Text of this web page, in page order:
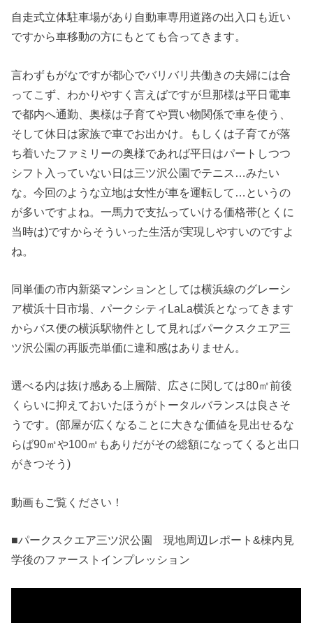
自走式立体駐車場があり自動車専用道路の出入口も近い
ですから車移動の方にもとても合ってきます。
言わずもがなですが都心でバリバリ共働きの夫婦には合
ってこず、わかりやすく言えばですが旦那様は平日電車
で都内へ通勤、奥様は子育てや買い物関係で車を使う、
そして休日は家族で車でお出かけ。もしくは子育てが落
ち着いたファミリーの奥様であれば平日はパートしつつ
シフト入っていない日は三ツ沢公園でテニス…みたい
な。今回のような立地は女性が車を運転して…というの
が多いですよね。一馬力で支払っていける価格帯(とくに
当時は)ですからそういった生活が実現しやすいのですよ
ね。
同単価の市内新築マンションとしては横浜線のグレーシ
ア横浜十日市場、パークシティLaLa横浜となってきます
からバス便の横浜駅物件として見ればパークスクエア三
ツ沢公園の再販売単価に違和感はありません。
選べる内は抜け感ある上層階、広さに関しては80㎡前後
くらいに抑えておいたほうがトータルバランスは良さそ
うです。(部屋が広くなることに大きな価値を見出せるな
らば90㎡や100㎡もありだがその総額になってくると出口
がきつそう)
動画もご覧ください！
■パークスクエア三ツ沢公園 現地周辺レポート&棟内見
学後のファーストインプレッション